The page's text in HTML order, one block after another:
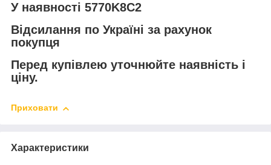
У наявності 5770K8C2
Відсилання по Україні за рахунок
покупця
Перед купівлею уточнюйте наявність і
ціну.
Приховати
Характеристики